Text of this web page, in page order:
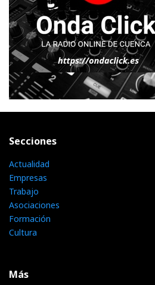
Secciones
Actualidad
Empresas
Trabajo
Asociaciones
Formación
Cultura
Más